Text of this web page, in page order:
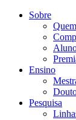
Sobre
Ensino
Pesquisa